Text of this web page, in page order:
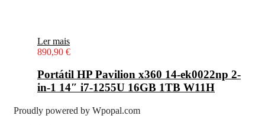
Ler mais
890,90 €
Portátil HP Pavilion x360 14-ek0022np 2-
in-1 14″ i7-1255U 16GB 1TB W11H
Proudly powered by Wpopal.com